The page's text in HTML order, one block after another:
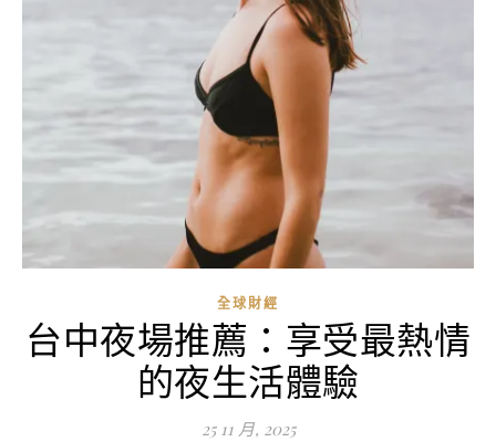
全球財經
台中夜場推薦：享受最熱情
的夜生活體驗
25 11 月, 2025